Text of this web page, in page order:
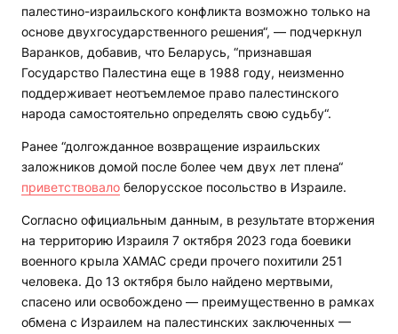
палестино-израильского конфликта возможно только на
основе двухгосударственного решения“, — подчеркнул
Варанков, добавив, что Беларусь, “признавшая
Государство Палестина еще в 1988 году, неизменно
поддерживает неотъемлемое право палестинского
народа самостоятельно определять свою судьбу“.
Ранее “долгожданное возвращение израильских
заложников домой после более чем двух лет плена“
приветствовало белорусское посольство в Израиле.
Согласно официальным данным, в результате вторжения
на территорию Израиля 7 октября 2023 года боевики
военного крыла ХАМАС среди прочего похитили 251
человека. До 13 октября было найдено мертвыми,
спасено или освобождено — преимущественно в рамках
обмена с Израилем на палестинских заключенных —